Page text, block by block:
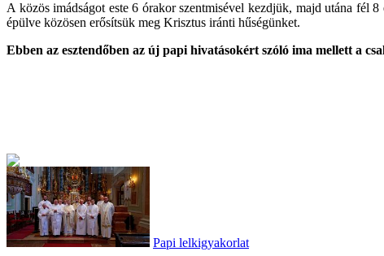
A közös imádságot este 6 órakor szentmisével kezdjük, majd utána fél
épülve közösen erősítsük meg Krisztus iránti hűségünket.
Ebben az esztendőben az új papi hivatásokért szóló ima mellett a
Papi lelkigyakorlat